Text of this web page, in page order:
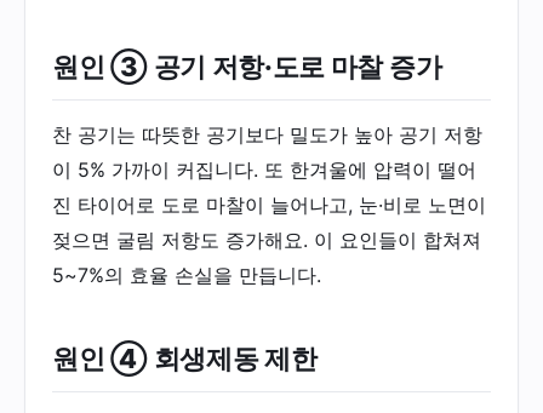
원인 ③ 공기 저항·도로 마찰 증가
찬 공기는 따뜻한 공기보다 밀도가 높아 공기 저항
이 5% 가까이 커집니다. 또 한겨울에 압력이 떨어
진 타이어로 도로 마찰이 늘어나고, 눈·비로 노면이
젖으면 굴림 저항도 증가해요. 이 요인들이 합쳐져
5~7%의 효율 손실을 만듭니다.
원인 ④ 회생제동 제한